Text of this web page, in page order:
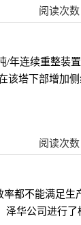
阅读次
年连续重整装置
该塔下部增加
阅读次
率都不能满足生
泽华公司进行了